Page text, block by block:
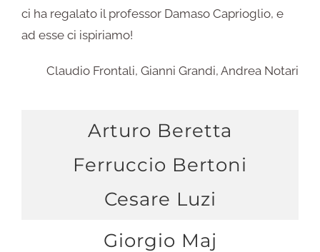
ci ha regalato il professor Damaso Caprioglio, e
ad esse ci ispiriamo!
Claudio Frontali, Gianni Grandi, Andrea Notari
Arturo Beretta
Ferruccio Bertoni
Cesare Luzi
Giorgio Maj